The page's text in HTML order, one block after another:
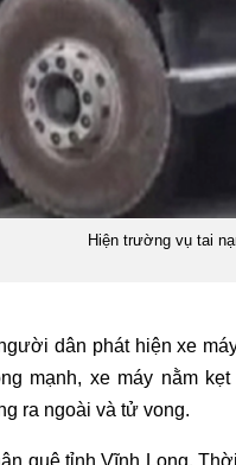
Hiện trường vụ tai
dân phát hiện xe
mạnh, xe máy nằm
ra ngoài và tử vong.